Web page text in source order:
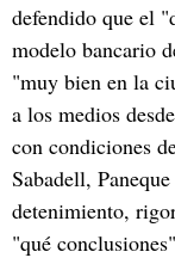
defendido que el
modelo bancario
"muy bien en la
a los medios
con condiciones
Sabadell,
detenimiento,
"qué